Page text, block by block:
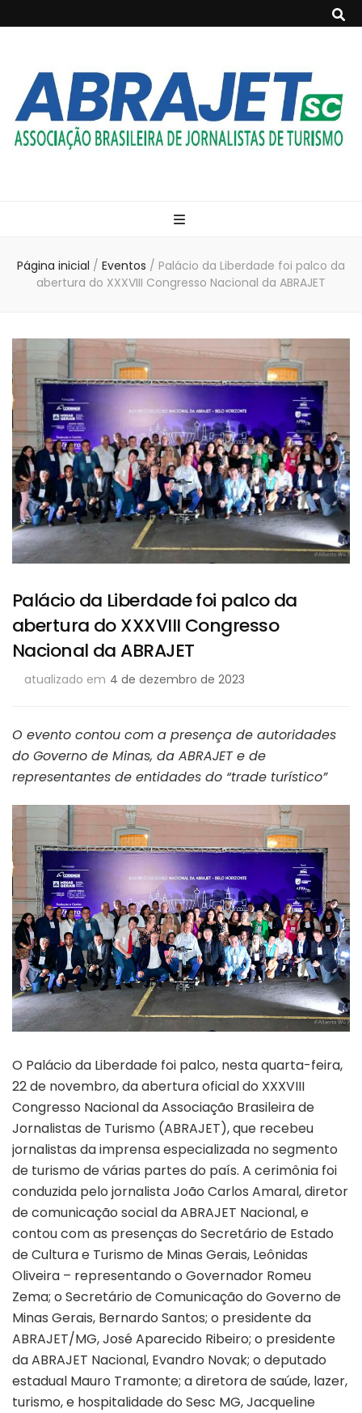
Página inicial / Eventos / Palácio da Liberdade foi palco da
abertura do XXXVIII Congresso Nacional da ABRAJET
Palácio da Liberdade foi palco da
abertura do XXXVIII Congresso
Nacional da ABRAJET
atualizado em 4 de dezembro de 2023
O evento contou com a presença de autoridades
do Governo de Minas, da ABRAJET e de
representantes de entidades do “trade turístico”
O Palácio da Liberdade foi palco, nesta quarta-feira,
22 de novembro, da abertura oficial do XXXVIII
Congresso Nacional da Associação Brasileira de
Jornalistas de Turismo (ABRAJET), que recebeu
jornalistas da imprensa especializada no segmento
de turismo de várias partes do país. A cerimônia foi
conduzida pelo jornalista João Carlos Amaral, diretor
de comunicação social da ABRAJET Nacional, e
contou com as presenças do Secretário de Estado
de Cultura e Turismo de Minas Gerais, Leônidas
Oliveira – representando o Governador Romeu
Zema; o Secretário de Comunicação do Governo de
Minas Gerais, Bernardo Santos; o presidente da
ABRAJET/MG, José Aparecido Ribeiro; o presidente
da ABRAJET Nacional, Evandro Novak; o deputado
estadual Mauro Tramonte; a diretora de saúde, lazer,
turismo, e hospitalidade do Sesc MG, Jacqueline